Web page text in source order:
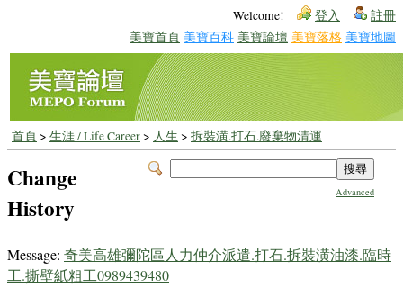
Welcome! 登入 註冊
美寶首頁 美寶百科 美寶論壇 美寶落格 美寶地圖
首頁> 生涯 / Life Career> 人生 > 拆裝潢.打石.廢棄物清運
Advanced
Change
History
Message: 奇美高雄彌陀區人力仲介派遣.打石.拆裝潢油漆.臨時
工.撕壁紙粗工0989439480